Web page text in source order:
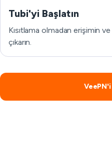
Tubi'yi Başlatın
Kısıtlama olmadan erişimin
çıkarın.